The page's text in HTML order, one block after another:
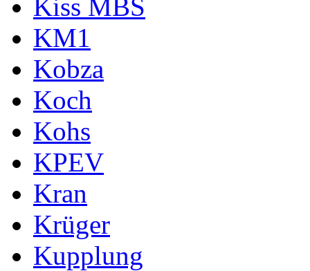
Kiss MBS
KM1
Kobza
Koch
Kohs
KPEV
Kran
Krüger
Kupplung